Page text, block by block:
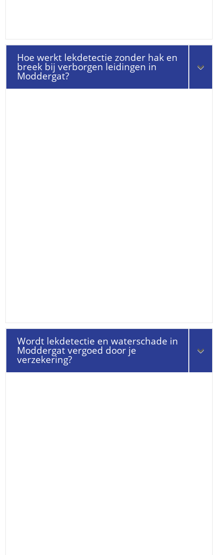
Hoe werkt lekdetectie zonder hak en
breek bij verborgen leidingen in
Moddergat?
Wordt lekdetectie en waterschade in
Moddergat vergoed door je
verzekering?